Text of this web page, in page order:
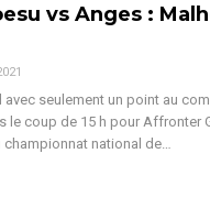
vs Anges :
avec seulement un point au
le coup de 15 h pour
national de…